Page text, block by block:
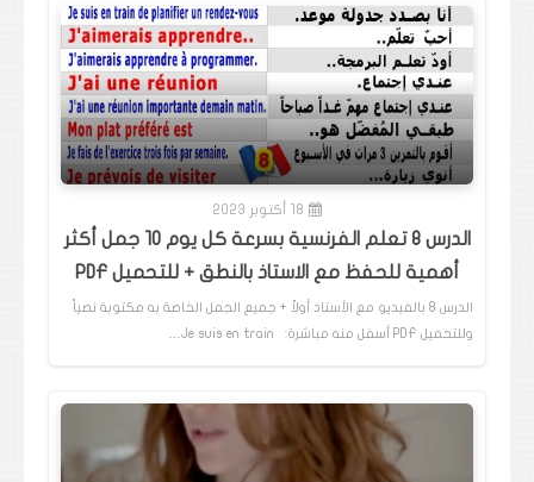
18 أكتوبر 2023
الدرس 8 تعلم الفرنسية بسرعة كل يوم 10 جمل أكثر
أهمية للحفظ مع الاستاذ بالنطق + للتحميل PDF
الدرس 8 بالفيديو مع الأستاذ أولاً + جميع الجمل الخاصة به مكتوبة نصياً
وللتحميل PDF أسفل منه مباشرة: Je suis en train…